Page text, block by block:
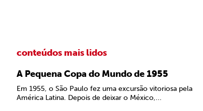
conteúdos mais lidos
A Pequena Copa do Mundo de 1955
Em 1955, o São Paulo fez uma excursão vitoriosa pela
América Latina. Depois de deixar o México,...